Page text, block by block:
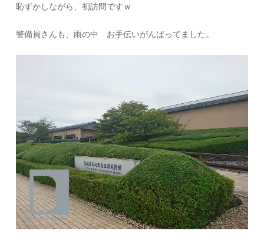
恥ずかしながら、初訪問ですｗ
警備員さんも、雨の中 お手伝いがんばってました。